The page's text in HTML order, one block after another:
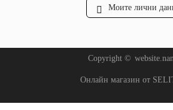
Моите лични
Copyright ©
Онлайн магазин от